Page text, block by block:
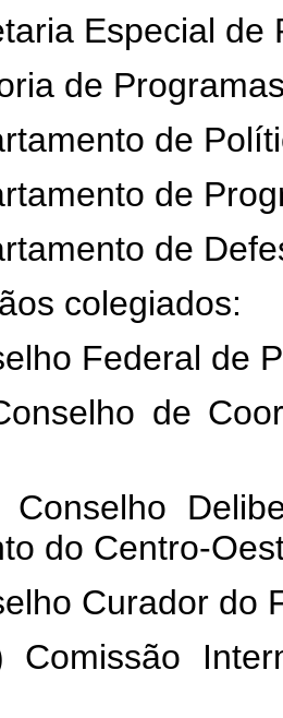
Especial de
de Programas
de
de
de
colegiados:
Federal de
de
do Centro-
Curador do